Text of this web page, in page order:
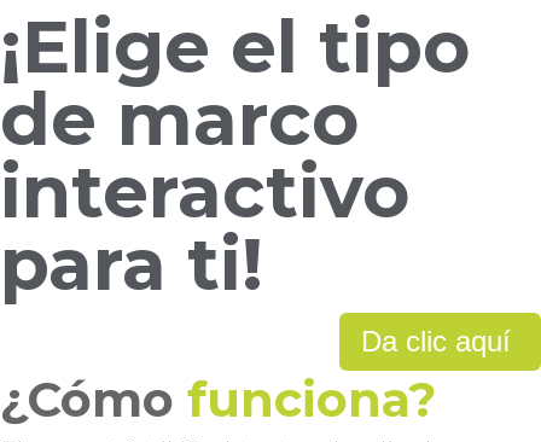
¡Elige el tipo
de marco
interactivo
para ti!
Da clic aquí
¿Cómo funciona?